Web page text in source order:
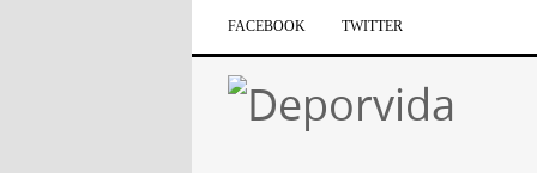
FACEBOOK TWITTER